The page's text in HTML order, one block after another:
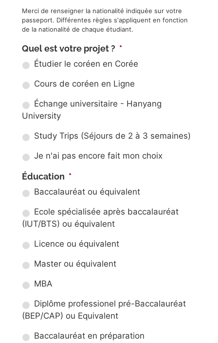
Merci de renseigner la nationalité indiquée sur votre
passeport. Différentes règles s'appliquent en fonction
de la nationalité de chaque étudiant.
Quel est votre projet ? *
Étudier le coréen en Corée
Cours de coréen en Ligne
Échange universitaire - Hanyang
University
Study Trips (Séjours de 2 à 3 semaines)
Je n'ai pas encore fait mon choix
Éducation *
Baccalauréat ou équivalent
Ecole spécialisée après baccalauréat
(IUT/BTS) ou équivalent
Licence ou équivalent
Master ou équivalent
MBA
Diplôme professionel pré-Baccalauréat
(BEP/CAP) ou Equivalent
Baccalauréat en préparation